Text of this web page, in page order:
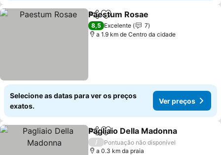
PartilharAdicionar aos favoritos
Paestum Rosae
8,5 Excelente
7
a 1.9 km de Centro da cidade
Selecione as datas para ver os preços
exatos.
Ver preços
PartilharAdicionar aos favoritos
Pagliaio Della Madonna
/
Pontuação não disponível
a 0.3 km da praia